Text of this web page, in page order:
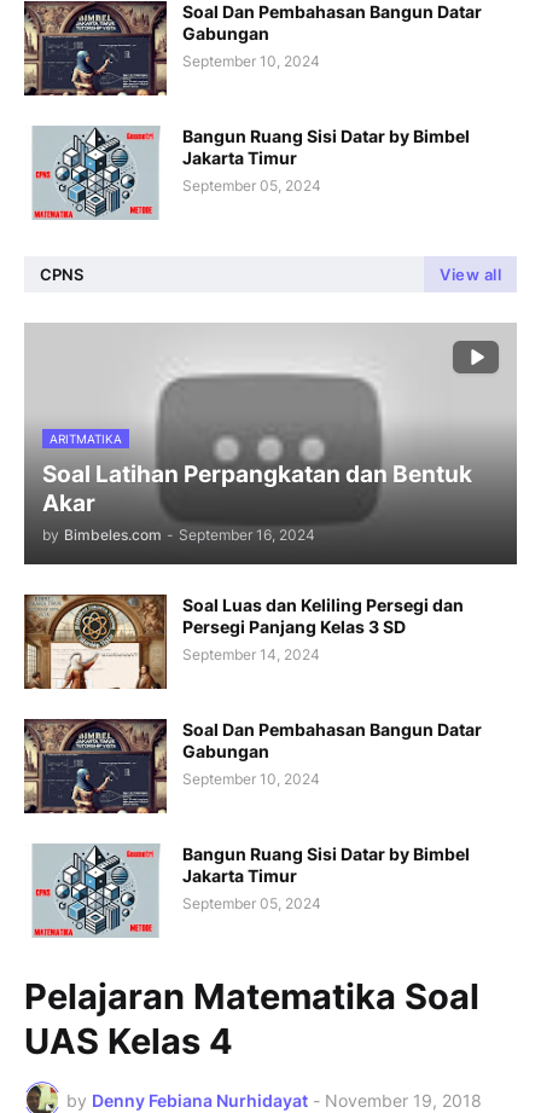
Soal Dan Pembahasan Bangun Datar
Gabungan
September 10, 2024
Bangun Ruang Sisi Datar by Bimbel
Jakarta Timur
September 05, 2024
CPNS View all
ARITMATIKA
Soal Latihan Perpangkatan dan Bentuk
Akar
by Bimbeles.com - September 16, 2024
Soal Luas dan Keliling Persegi dan
Persegi Panjang Kelas 3 SD
September 14, 2024
Soal Dan Pembahasan Bangun Datar
Gabungan
September 10, 2024
Bangun Ruang Sisi Datar by Bimbel
Jakarta Timur
September 05, 2024
Pelajaran Matematika Soal
UAS Kelas 4
by Denny Febiana Nurhidayat - November 19, 2018